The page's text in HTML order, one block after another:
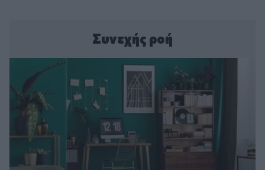
Συνεχής ροή